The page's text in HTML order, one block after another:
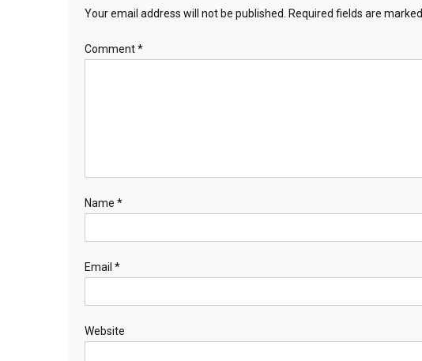
Your email address will not be published. Required fields are marked
Comment*
Name *
Email *
Website